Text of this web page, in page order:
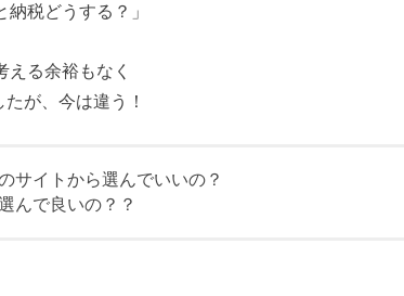
納税どうする？」
る余裕もなく
が、今は違う！
サイトから選んでいいの？
んで良いの？？